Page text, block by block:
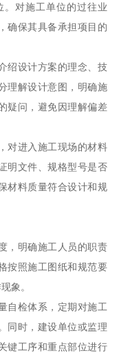
对施工单位的过往业
确保其具备承担项目的
绍设计方案的理念、技
理解设计意图，明确施
疑问，避免因理解偏差
对进入施工现场的材料
明文件、规格型号是否
材料质量符合设计和规
，明确施工人员的职责
按照施工图纸和规范要
象。
自检体系，定期对施工
同时，建设单位或监理
键工序和重点部位进行